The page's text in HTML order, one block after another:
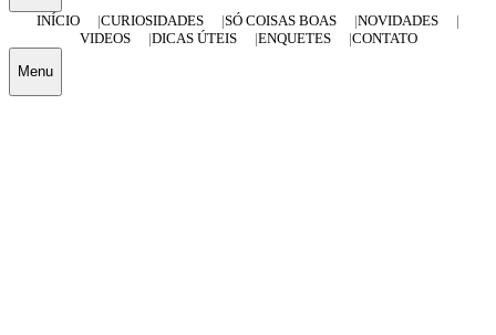
INÍCIO
CURIOSIDADES SÓ COISAS BOAS
NOVIDADES
VIDEOS
DICAS ÚTEIS ENQUETES CONTATO
Menu